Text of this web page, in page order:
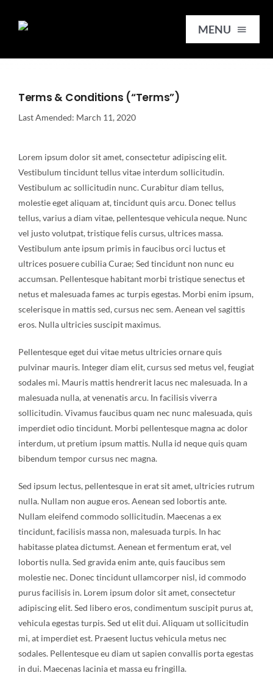
MENU
SERVICES
SLABS
REMNANTS
NATURAL STONE
COMPANY
Cart
Terms & Conditions (“Terms”)
Last Amended: March 11, 2020
Lorem ipsum dolor sit amet, consectetur adipiscing elit.
Vestibulum tincidunt tellus vitae interdum sollicitudin.
Vestibulum ac sollicitudin nunc. Curabitur diam tellus,
molestie eget aliquam at, tincidunt quis arcu. Donec tellus
tellus, varius a diam vitae, pellentesque vehicula neque. Nunc
vel justo volutpat, tristique felis cursus, ultrices massa.
Vestibulum ante ipsum primis in faucibus orci luctus et
ultrices posuere cubilia Curae; Sed tincidunt non nunc eu
accumsan. Pellentesque habitant morbi tristique senectus et
netus et malesuada fames ac turpis egestas. Morbi enim ipsum,
scelerisque in mattis sed, cursus nec sem. Aenean vel sagittis
eros. Nulla ultricies suscipit maximus.
Pellentesque eget dui vitae metus ultricies ornare quis
pulvinar mauris. Integer diam elit, cursus sed metus vel, feugiat
sodales mi. Mauris mattis hendrerit lacus nec malesuada. In a
malesuada nulla, at venenatis arcu. In facilisis viverra
sollicitudin. Vivamus faucibus quam nec nunc malesuada, quis
imperdiet odio tincidunt. Morbi pellentesque magna ac dolor
interdum, ut pretium ipsum mattis. Nulla id neque quis quam
bibendum tempor cursus nec magna.
Sed ipsum lectus, pellentesque in erat sit amet, ultricies rutrum
nulla. Nullam non augue eros. Aenean sed lobortis ante.
Nullam eleifend commodo sollicitudin. Maecenas a ex
tincidunt, facilisis massa non, malesuada turpis. In hac
habitasse platea dictumst. Aenean et fermentum erat, vel
lobortis nulla. Sed gravida enim ante, quis faucibus sem
molestie nec. Donec tincidunt ullamcorper nisl, id commodo
purus facilisis in. Lorem ipsum dolor sit amet, consectetur
adipiscing elit. Sed libero eros, condimentum suscipit purus at,
vehicula egestas turpis. Sed ut elit dui. Aliquam ut sollicitudin
mi, at imperdiet est. Praesent luctus vehicula metus nec
sodales. Pellentesque eu diam ut sapien convallis porta egestas
in dui. Maecenas lacinia et massa eu fringilla.